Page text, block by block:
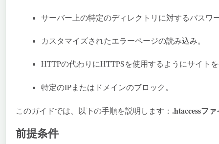
サーバー上の特定のディレクトリに対するパスワ
カスタマイズされたエラーページの読み込み。
HTTPの代わりにHTTPSを使用するようにサイト
特定のIPまたはドメインのブロック。
このガイドでは、以下の手順を説明します： .htaccessフ
前提条件